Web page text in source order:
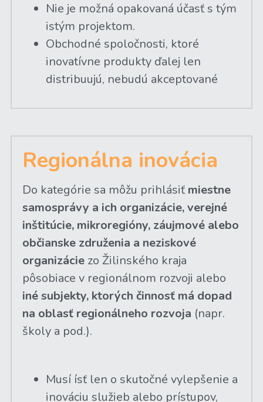
Nie je možná opakovaná účasť s tým
istým projektom.
Obchodné spoločnosti, ktoré
inovatívne produkty ďalej len
distribuujú, nebudú akceptované
Regionálna inovácia
Do kategórie sa môžu prihlásiť miestne
samosprávy a ich organizácie, verejné
inštitúcie, mikroregióny, záujmové alebo
občianske združenia a neziskové
organizácie zo Žilinského kraja
iné subjekty, ktorých činnosť má dopad
na oblasť regionálneho rozvoja (napr.
školy a pod.).
Musí ísť len o skutočné vylepšenie a
inováciu služieb alebo prístupov,